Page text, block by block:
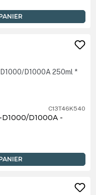
C13T46K540
D1000A -